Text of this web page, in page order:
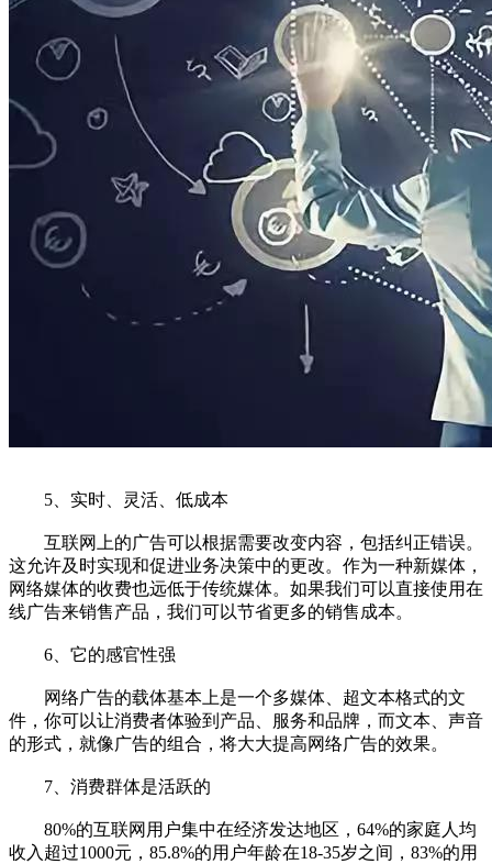
5、实时、灵活、低成本
互联网上的广告可以根据需要改变内容，包括纠正错误。
这允许及时实现和促进业务决策中的更改。作为一种新媒体，
网络媒体的收费也远低于传统媒体。如果我们可以直接使用在
线广告来销售产品，我们可以节省更多的销售成本。
6、它的感官性强
网络广告的载体基本上是一个多媒体、超文本格式的文
件，你可以让消费者体验到产品、服务和品牌，而文本、声音
的形式，就像广告的组合，将大大提高网络广告的效果。
7、消费群体是活跃的
80%的互联网用户集中在经济发达地区，64%的家庭人均
收入超过1000元，85.8%的用户年龄在18-35岁之间，83%的用